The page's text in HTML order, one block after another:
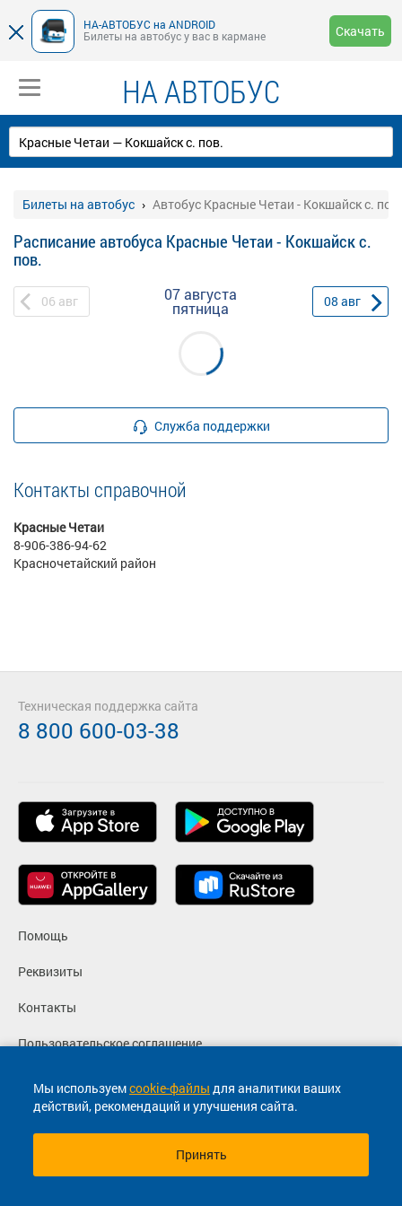
НА-АВТОБУС на ANDROID
Билеты на автобус у вас в кармане
Скачать
НА АВТОБУС
Билеты на автобус Автобус Красные Четаи - Кокшайск с. пов.
Расписание автобуса Красные Четаи - Кокшайск с.
пов.
06 авг 07 августа
пятница 08 авг
Служба поддержки
Контакты справочной
Красные Четаи
8-906-386-94-62
Красночетайский район
Мы используемcookie-файлы для аналитики ваших
действий, рекомендаций и улучшения сайта.
Принять
Помощь
Реквизиты
Контакты
Пользовательское соглашение
Политика конфиденциальности
Согласие на маркетинговые сообщения
Техническая поддержка сайта
8 800 600-03-38
© 2013-2026, ООО "Капитал"- Онлайн сервис продажи